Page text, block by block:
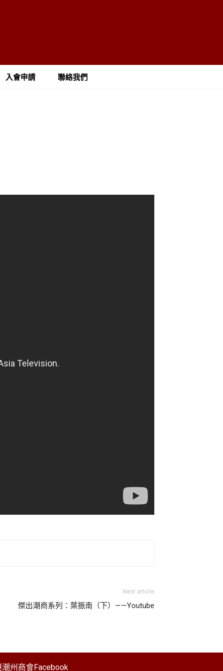
入會申請 聯絡我們
Next article
傑出潮商系列：葉振南（下）——Youtube
州商會Facebook